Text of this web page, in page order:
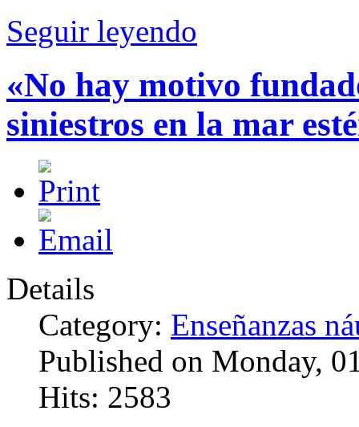
Seguir leyendo
«No hay motivo
siniestros en la mar
Details
Category: Enseñanzas
Published on Monday,
Hits: 2583